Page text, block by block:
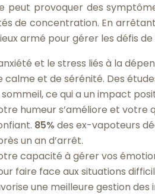
peut provoquer des
de concentration. En
armé pour gérer les défis de
et le stress liés à la
calme et de sérénité. Des
sommeil, ce qui a un impact
humeur s’améliore et votre
85% des ex-vapoteurs
un an d’arrêt.
capacité à gérer vos
faire face aux situations
une meilleure gestion